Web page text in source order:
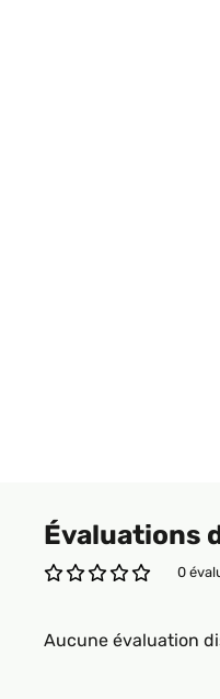
Évaluations
0
Aucune évaluation